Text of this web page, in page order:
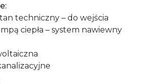
techniczny – do wejścia
ciepła – system nawiewny